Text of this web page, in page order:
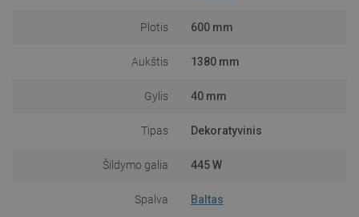
Plotis 600 mm
Aukštis 1380 mm
Gylis 40 mm
Tipas Dekoratyvinis
Šildymo galia 445 W
Spalva Baltas